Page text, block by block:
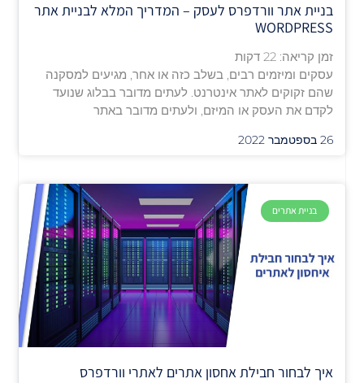
בניית אתר וורדפרס לעסק – המדריך המלא לבניית אתר
WORDPRESS
זמן קריאה:22 דקות
עסקים ומיזמים רבים, בשלב כזה או אחר, מגיעים למסקנה
שהם זקוקים לאתר אינטרנט. לעתים מדובר בבלוג שנועד
לקדם את העסק או המיזם, ולעתים מדובר באתר
26 בספטמבר 2022
בניית אתרים
איך לבחור חבילת אחסון אתרים לאתרי וורדפרס